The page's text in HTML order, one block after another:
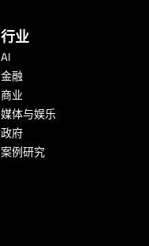
行业
AI
金融
商业
媒体与娱乐
政府
案例研究